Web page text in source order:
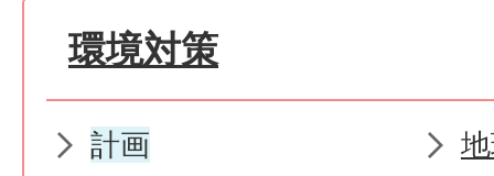
環境対策
計画